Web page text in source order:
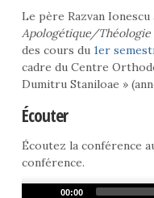
Le père Razvan
Apologétique/Théologie
des cours du 1er
cadre du Centre
Dumitru Staniloae »
Écouter
Écoutez la conférence
conférence.
00:00